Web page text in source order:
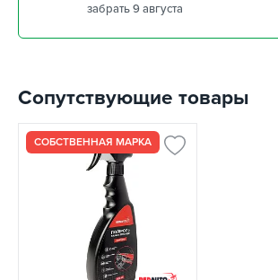
забрать 9 августа
Сопутствующие товары
СОБСТВЕННАЯ МАРКА